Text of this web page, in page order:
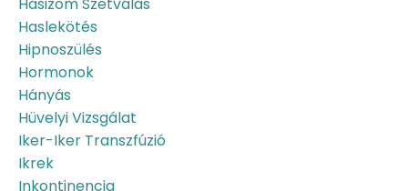
Haslekötés
Hipnoszülés
Hormonok
Hányás
Hüvelyi Vizsgálat
Iker-Iker Transzfúzió
Ikrek
Inkontinencia